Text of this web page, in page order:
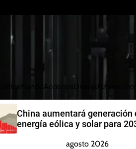
Política Acciones Divisas Futuros
China aumentará generación
energía eólica y solar para
agosto 2026